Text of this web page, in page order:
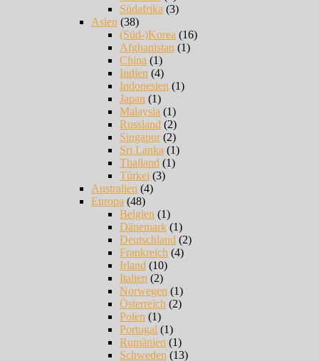
Südafrika (3)
Asien (38)
(Süd-)Korea (16)
Afghanistan (1)
China (1)
Indien (4)
Indonesien (1)
Japan (1)
Malaysia (1)
Russland (2)
Singapur(2)
Sri Lanka (1)
Thailand (1)
Türkei (3)
Australien (4)
Europa (48)
Belgien (1)
Dänemark (1)
Deutschland (2)
Frankreich (4)
Irland (10)
Italien (2)
Norwegen (1)
Österreich (2)
Polen (1)
Portugal (1)
Rumänien (1)
Schweden (13)